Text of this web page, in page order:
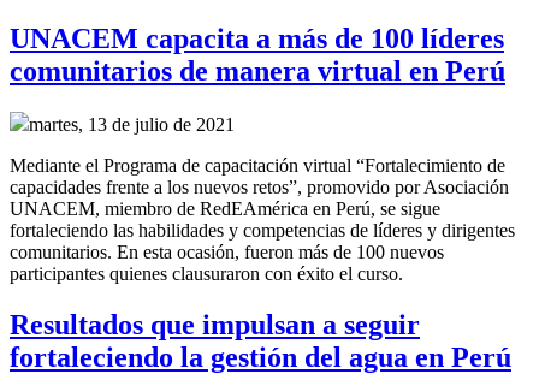
UNACEM capacita a más de 100 líderes
comunitarios de manera virtual en Perú
martes, 13 de julio de 2021
Mediante el Programa de capacitación virtual “Fortalecimiento de
capacidades frente a los nuevos retos”, promovido por Asociación
UNACEM, miembro de RedEAmérica en Perú, se sigue
fortaleciendo las habilidades y competencias de líderes y dirigentes
comunitarios. En esta ocasión, fueron más de 100 nuevos
participantes quienes clausuraron con éxito el curso.
Resultados que impulsan a seguir
fortaleciendo la gestión del agua en Perú